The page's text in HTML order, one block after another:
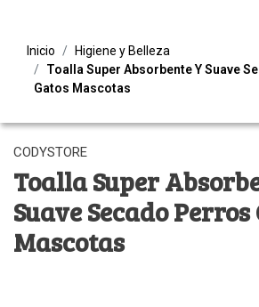
Inicio
Higiene y Belleza
Toalla Super Absorbente Y Suave
Gatos Mascotas
CODYSTORE
Toalla Super
Suave Secado Perros
Mascotas